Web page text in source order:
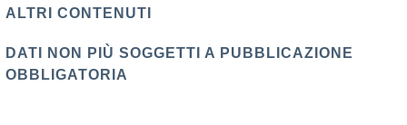
ALTRI CONTENUTI
DATI NON PIÙ SOGGETTI A PUBBLICAZIONE
OBBLIGATORIA